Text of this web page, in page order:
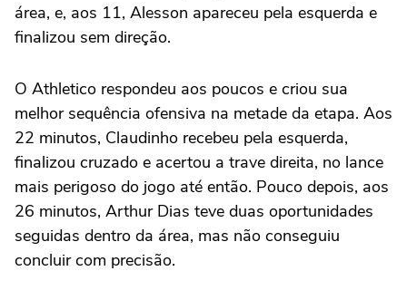
área, e, aos 11, Alesson apareceu pela esquerda e
finalizou sem direção.
O Athletico respondeu aos poucos e criou sua
melhor sequência ofensiva na metade da etapa. Aos
22 minutos, Claudinho recebeu pela esquerda,
finalizou cruzado e acertou a trave direita, no lance
mais perigoso do jogo até então. Pouco depois, aos
26 minutos, Arthur Dias teve duas oportunidades
seguidas dentro da área, mas não conseguiu
concluir com precisão.